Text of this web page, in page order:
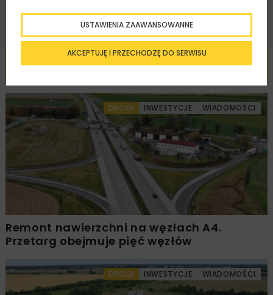
Powiązane artykuły
DROGI INWESTYCJE WIADOMOŚCI
Remont nawierzchni na węzłach A4.
Przetarg obejmuje pięć węzłów
DROGI INWESTYCJE WIADOMOŚCI
AKCEPTUJĘ I PRZECHODZĘ DO SERWISU
USTAWIENIA ZAAWANSOWANNE